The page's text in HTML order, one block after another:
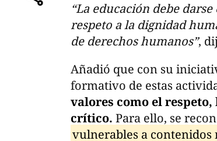
comparte
“La educación debe
respeto a la dignidad
de derechos humanos”,
Añadió que con su
formativo de estas
valores como el
crítico. Para ello, se
vulnerables a contenidos